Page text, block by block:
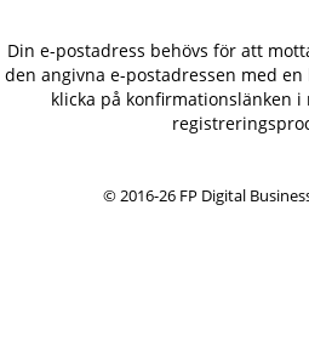
Din e-postadress behövs för att
den angivna e-postadressen med
klicka på konfirmationslänken
© 2016-26 FP Digital